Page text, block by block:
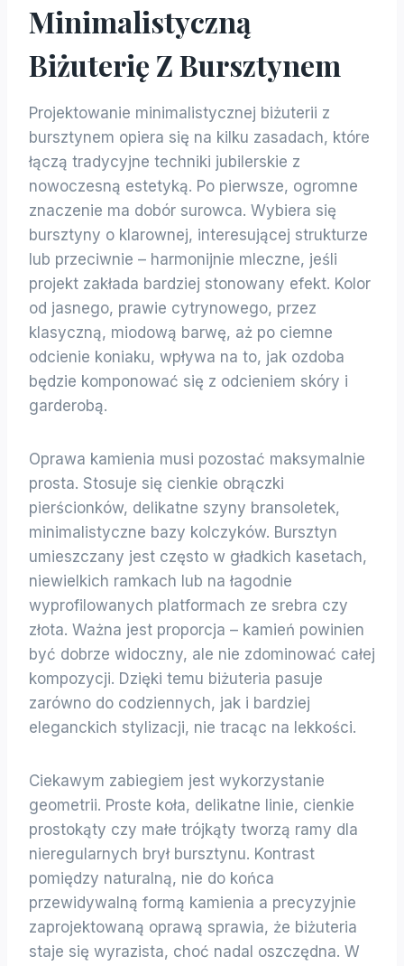
Minimalistyczną
Biżuterię Z Bursztynem
Projektowanie minimalistycznej biżuterii z
bursztynem opiera się na kilku zasadach, które
łączą tradycyjne techniki jubilerskie z
nowoczesną estetyką. Po pierwsze, ogromne
znaczenie ma dobór surowca. Wybiera się
bursztyny o klarownej, interesującej strukturze
lub przeciwnie – harmonijnie mleczne, jeśli
projekt zakłada bardziej stonowany efekt. Kolor
od jasnego, prawie cytrynowego, przez
klasyczną, miodową barwę, aż po ciemne
odcienie koniaku, wpływa na to, jak ozdoba
będzie komponować się z odcieniem skóry i
garderobą.
Oprawa kamienia musi pozostać maksymalnie
prosta. Stosuje się cienkie obrączki
pierścionków, delikatne szyny bransoletek,
minimalistyczne bazy kolczyków. Bursztyn
umieszczany jest często w gładkich kasetach,
niewielkich ramkach lub na łagodnie
wyprofilowanych platformach ze srebra czy
złota. Ważna jest proporcja – kamień powinien
być dobrze widoczny, ale nie zdominować całej
kompozycji. Dzięki temu biżuteria pasuje
zarówno do codziennych, jak i bardziej
eleganckich stylizacji, nie tracąc na lekkości.
Ciekawym zabiegiem jest wykorzystanie
geometrii. Proste koła, delikatne linie, cienkie
prostokąty czy małe trójkąty tworzą ramy dla
nieregularnych brył bursztynu. Kontrast
pomiędzy naturalną, nie do końca
przewidywalną formą kamienia a precyzyjnie
zaprojektowaną oprawą sprawia, że biżuteria
staje się wyrazista, choć nadal oszczędna. W